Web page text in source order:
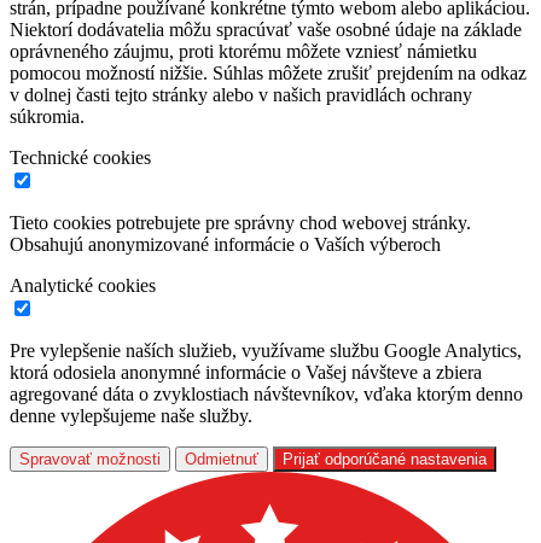
strán, prípadne používané konkrétne týmto webom alebo aplikáciou.
Niektorí dodávatelia môžu spracúvať vaše osobné údaje na základe
oprávneného záujmu, proti ktorému môžete vzniesť námietku
pomocou možností nižšie. Súhlas môžete zrušiť prejdením na odkaz
v dolnej časti tejto stránky alebo v našich pravidlách ochrany
súkromia.
Technické cookies
Tieto cookies potrebujete pre správny chod webovej stránky.
Obsahujú anonymizované informácie o Vaších výberoch
Analytické cookies
Pre vylepšenie naších služieb, využívame službu Google Analytics,
ktorá odosiela anonymné informácie o Vašej návšteve a zbiera
agregované dáta o zvyklostiach návštevníkov, vďaka ktorým denno
denne vylepšujeme naše služby.
Spravovať možnosti Odmietnuť Prijať odporúčané nastavenia